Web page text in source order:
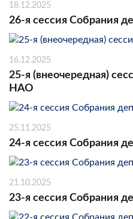
18.12.2025
26-я сессия Собрания
16.12.2025
25-я (внеочередная)
НАО
25.11.2025
24-я сессия Собрания
21.10.2025
23-я сессия Собрания